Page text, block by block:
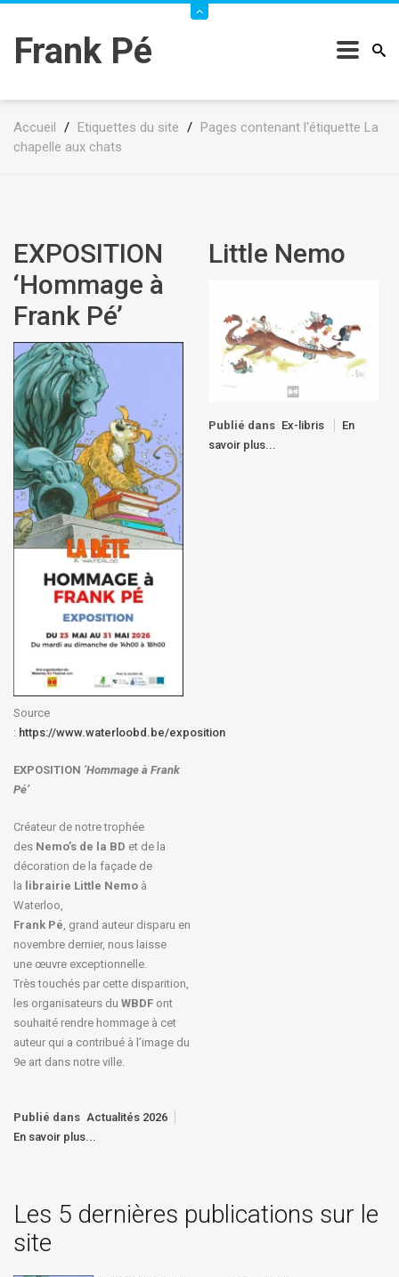
Frank Pé
Accueil / Etiquettes du site / Pages contenant l'étiquette La
chapelle aux chats
EXPOSITION
‘Hommage à
Frank Pé’
Source
: https://www.waterloobd.be/exposition
EXPOSITION ‘Hommage à Frank
Pé’
Créateur de notre trophée
des Nemo’s de la BD et de la
décoration de la façade de
la librairie Little Nemo à
Waterloo,
Frank Pé, grand auteur disparu en
novembre dernier, nous laisse
une œuvre exceptionnelle.
Très touchés par cette disparition,
les organisateurs du WBDF ont
souhaité rendre hommage à cet
auteur qui a contribué à l’image du
9e art dans notre ville.
Publié dans Actualités 2026
En savoir plus...
Little Nemo
Publié dans Ex-libris
En
savoir plus...
Les 5 dernières publications sur le
site